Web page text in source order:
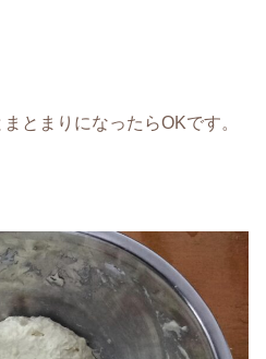
とまりになったらOKです。